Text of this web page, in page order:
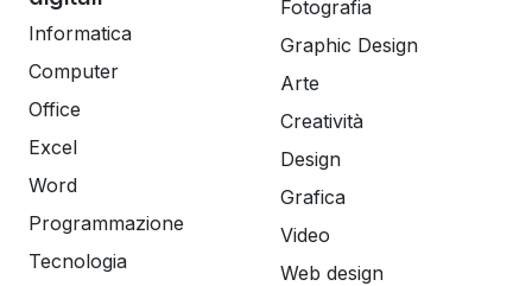
Informatica
Computer
Office
Excel
Word
Programmazione
Tecnologia
Fotografia
Graphic Design
Arte
Creatività
Design
Grafica
Video
Web design